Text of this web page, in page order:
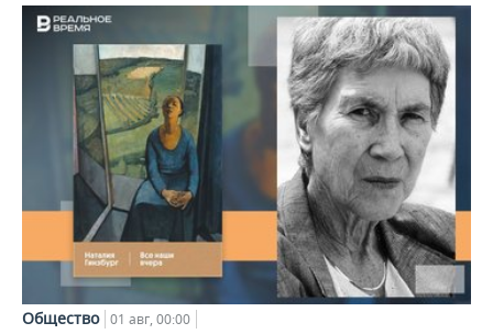
Общество 01 авг, 00:00